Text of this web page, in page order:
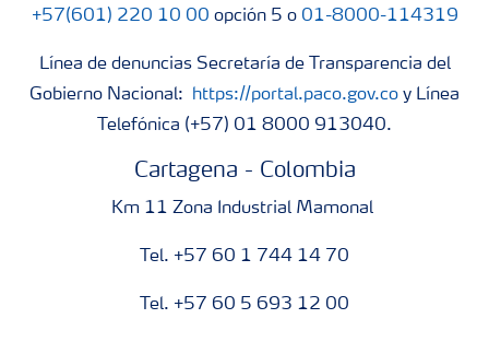
+57(601) 220 10 00 opción 5 o 01-8000-114319
Línea de denuncias Secretaría de Transparencia del
Gobierno Nacional:
https://portal.paco.gov.co y Línea
Telefónica (+57) 01 8000 913040.
Cartagena - Colombia
Km 11 Zona Industrial Mamonal
Tel. +57 60 1 744 14 70
Tel. +57 60 5 693 12 00